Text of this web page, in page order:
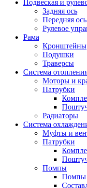
Подвеская и
Задняя ось
Передняя ось
Рулевое
Рама
Кронштейны
Подушки
Траверсы
Система
Моторы и
Патрубки
Радиаторы
Система
Муфты и
Патрубки
Помпы
Помпы